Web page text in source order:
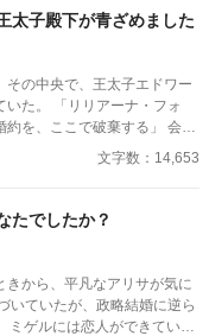
太子殿下が青ざめました
その中央で、王太子エドワー
ナ・フォ
、ここで破棄する」 会場
文字数：14,653
たでしたか？
きから、平凡なアリサが気に
いていたが、政略結婚に逆ら
ミゲルには恋人ができてい